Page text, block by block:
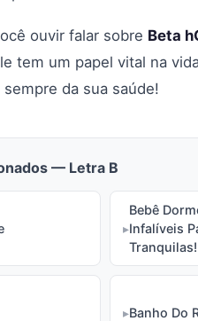
ouvir falar sobre Beta
tem um papel vital na
da sua saúde!
— Letra B
Bebê
Infalíveis
Tranquilas!
Banho Do